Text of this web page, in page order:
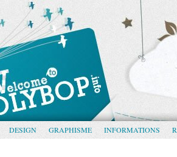
DESIGN GRAPHISME INFORMATIONS